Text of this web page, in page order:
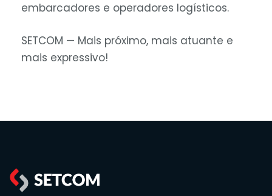
embarcadores e operadores logísticos.
SETCOM — Mais próximo, mais atuante e
mais expressivo!